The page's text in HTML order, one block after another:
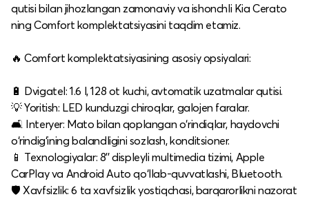
qutisi bilan jihozlangan zamonaviy va ishonchli Kia Cerato
ning Comfort komplektatsiyasini taqdim etamiz.​
🔥 Comfort komplektatsiyasining asosiy opsiyalari:
🔋 Dvigatel: 1.6 l, 128 ot kuchi, avtomatik uzatmalar qutisi.
💡 Yoritish: LED kunduzgi chiroqlar, galojen faralar.
🛋️ Interyer: Mato bilan qoplangan o‘rindiqlar, haydovchi
o‘rindig‘ining balandligini sozlash, konditsioner.
📱 Texnologiyalar: 8'' displeyli multimedia tizimi, Apple
CarPlay va Android Auto qo‘llab-quvvatlashi, Bluetooth.
🛡️ Xavfsizlik: 6 ta xavfsizlik yostiqchasi, barqarorlikni nazorat